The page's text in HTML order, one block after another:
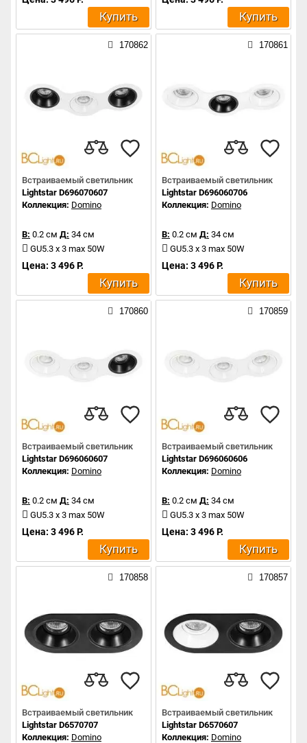
Купить Купить
170862
Встраиваемый светильник
Lightstar D696070607
Коллекция: Domino
В: 0.2 см Д: 34 см
GU5.3 x 3 max 50W
Цена: 3 496 Р.
Купить
170861
Встраиваемый светильник
Lightstar D696060706
Коллекция: Domino
В: 0.2 см Д: 34 см
GU5.3 x 3 max 50W
Цена: 3 496 Р.
Купить
170860
Встраиваемый светильник
Lightstar D696060607
Коллекция: Domino
В: 0.2 см Д: 34 см
GU5.3 x 3 max 50W
Цена: 3 496 Р.
Купить
170859
Встраиваемый светильник
Lightstar D696060606
Коллекция: Domino
В: 0.2 см Д: 34 см
GU5.3 x 3 max 50W
Цена: 3 496 Р.
Купить
170858
Встраиваемый светильник
Lightstar D6570707
Коллекция: Domino
170857
Встраиваемый светильник
Lightstar D6570607
Коллекция: Domino